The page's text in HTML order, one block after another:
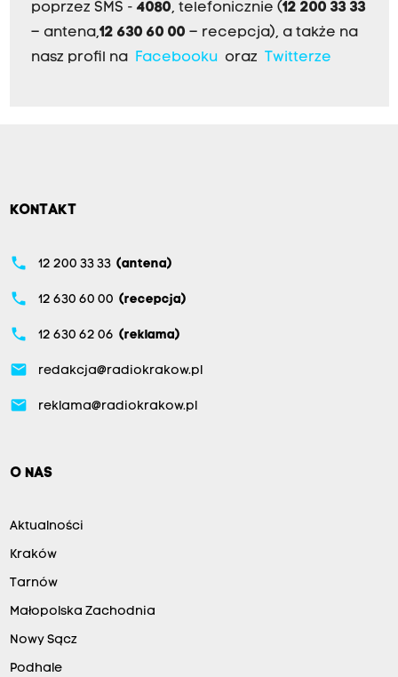
poprzez SMS - 4080, telefonicznie (12 200 33 33
– antena,12 630 60 00 – recepcja), a także na
nasz profil na Facebookuoraz Twitterze
KONTAKT
phone 12 200 33 33 (antena)
phone 12 630 60 00 (recepcja)
phone 12 630 62 06 (reklama)
email redakcja@radiokrakow.pl
email reklama@radiokrakow.pl
O NAS
Aktualności
Kraków
Tarnów
Małopolska Zachodnia
Nowy Sącz
Podhale